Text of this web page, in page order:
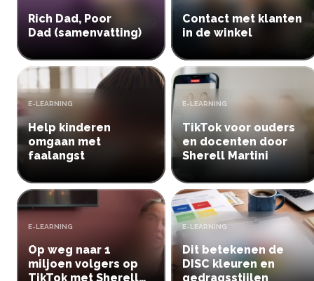
Rich Dad, Poor
Dad (samenvatting)
Contact met klanten
in de winkel
Help kinderen
omgaan met
faalangst
TYPE:
E-LEARNING
TikTok voor ouders
en docenten door
Sherell Martini
TYPE:
E-LEARNING
Op weg naar 1
miljoen volgers op
TikTok met Sherell
TYPE:
E-LEARNING
Dit betekenen de
DISC kleuren en
gedragsstijlen
TYPE:
E-LEARNING